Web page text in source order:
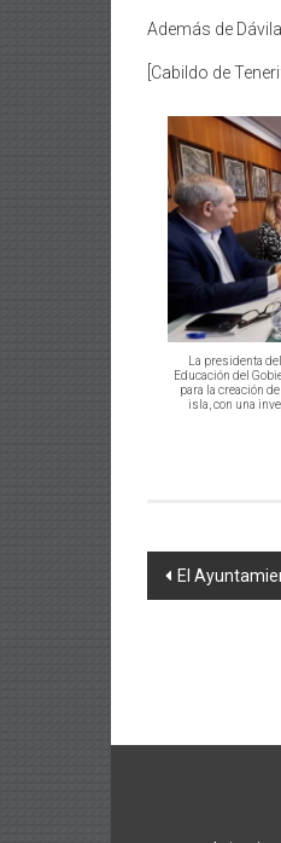
Además de
[Cabildo de
La presidenta
Educación del
para la creación
isla, con una
El